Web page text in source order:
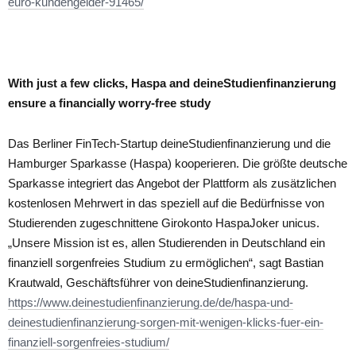
With just a few clicks, Haspa and deineStudienfinanzierung
ensure a financially worry-free study
Das Berliner FinTech-Startup deineStudienfinanzierung und die
Hamburger Sparkasse (Haspa) kooperieren. Die größte deutsche
Sparkasse integriert das Angebot der Plattform als zusätzlichen
kostenlosen Mehrwert in das speziell auf die Bedürfnisse von
Studierenden zugeschnittene Girokonto HaspaJoker unicus.
„Unsere Mission ist es, allen Studierenden in Deutschland ein
finanziell sorgenfreies Studium zu ermöglichen“, sagt Bastian
Krautwald, Geschäftsführer von deineStudienfinanzierung.
https://www.deinestudienfinanzierung.de/de/haspa-und-
deinestudienfinanzierung-sorgen-mit-wenigen-klicks-fuer-ein-
finanziell-sorgenfreies-studium/